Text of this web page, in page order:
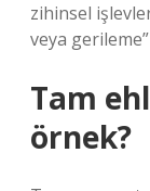
zihinsel
veya
Tam
örnek?